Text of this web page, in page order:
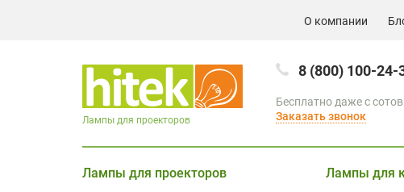
О компании
8 (800) 100-24-
Бесплатно даже с
Заказать звонок
Лампы для проекторов
Лампы для проекторов Лампы для